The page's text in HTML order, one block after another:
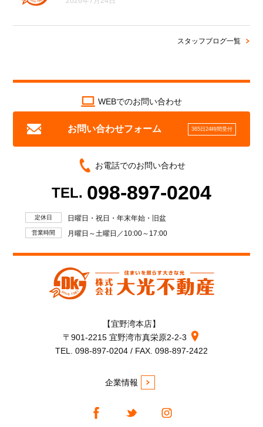
スタッフブログ一覧
WEBでのお問い合わせ
お問い合わせフォーム 365日24時間受付
お電話でのお問い合わせ
TEL. 098-897-0204
定休日 日曜日・祝日・年末年始・旧盆
営業時間 月曜日～土曜日／10:00～17:00
【宜野湾本店】
〒901-2215 宜野湾市真栄原2-2-3
TEL. 098-897-0204 / FAX. 098-897-2422
企業情報